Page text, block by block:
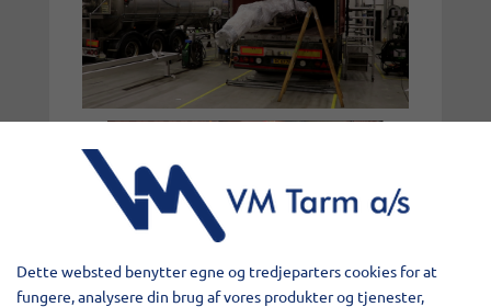
Dette websted benytter egne og tredjeparters cookies for at
fungere, analysere din brug af vores produkter og tjenester,